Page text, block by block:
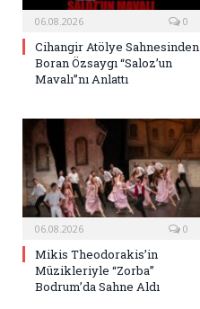
06.08.2026 0
Cihangir Atölye Sahnesinden
Boran Özsaygı “Saloz’un
Mavalı”nı Anlattı
06.08.2026 0
Mikis Theodorakis’in
Müzikleriyle “Zorba”
Bodrum’da Sahne Aldı